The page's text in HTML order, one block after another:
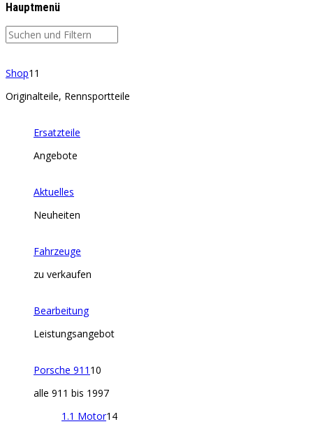
Hauptmenü
Shop11
Originalteile, Rennsportteile
Ersatzteile
Angebote
Aktuelles
Neuheiten
Fahrzeuge
zu verkaufen
Bearbeitung
Leistungsangebot
Porsche 911 10
alle 911 bis 1997
1.1 Motor14